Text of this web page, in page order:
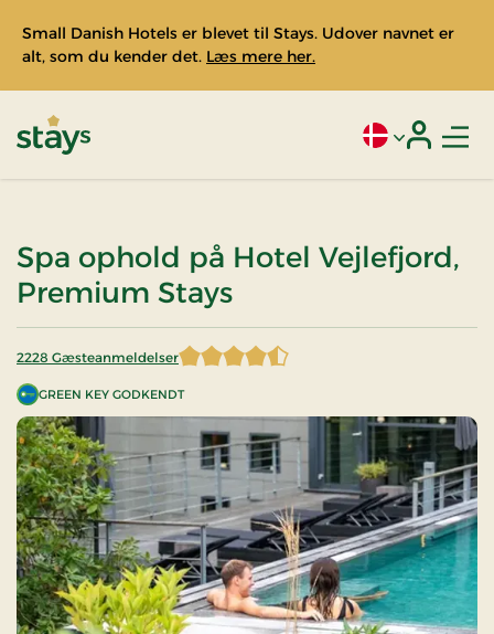
Small Danish Hotels er blevet til Stays. Udover navnet er
alt, som du kender det. Læs mere her.
Aktivt sprog:
Spa ophold på Hotel Vejlefjord,
Premium Stays
GREEN KEY GODKENDT
2228 Gæsteanmeldelser
4,442101 af 5 stjerner